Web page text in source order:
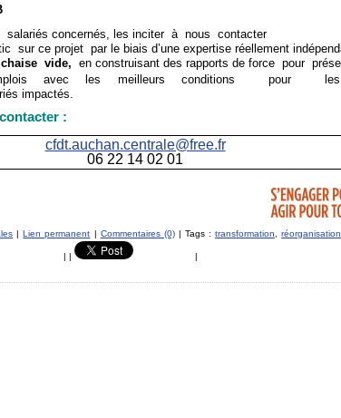
salariés concernés, les inciter à nous contacter
sur ce projet par le biais d’une expertise réellement
vide, en construisant des rapports de force pour
avec les meilleurs conditions pour les
impactés.
:
cfdt.auchan.centrale@free.fr
06 22 14 02 01
Lien permanent Commentaires (0)| Tags :transformation,réorganisation